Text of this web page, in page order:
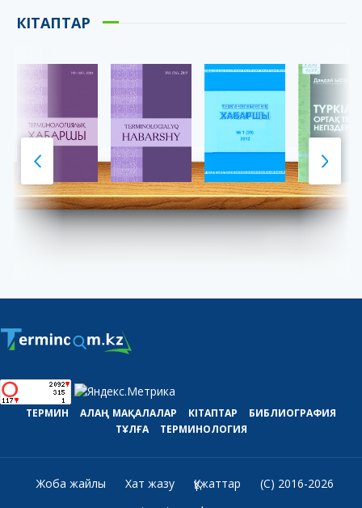
КІТАПТАР
ТЕРМИН АЛАҢ МАҚАЛАЛАР КІТАПТАР
БИБЛИОГРАФИЯ
ТҰЛҒА
ТЕРМИНОЛОГИЯ
Жоба жайлы Хат жазу Құжаттар
(C) 2016-2026